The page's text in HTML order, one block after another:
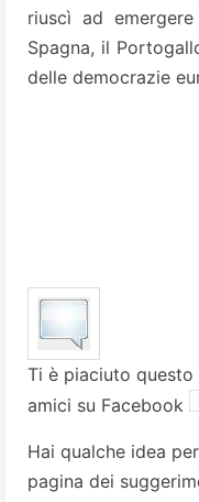
riuscì ad
Spagna, il
delle democrazie
Ti è piaciuto
amici su Facebook
Hai qualche idea
pagina dei